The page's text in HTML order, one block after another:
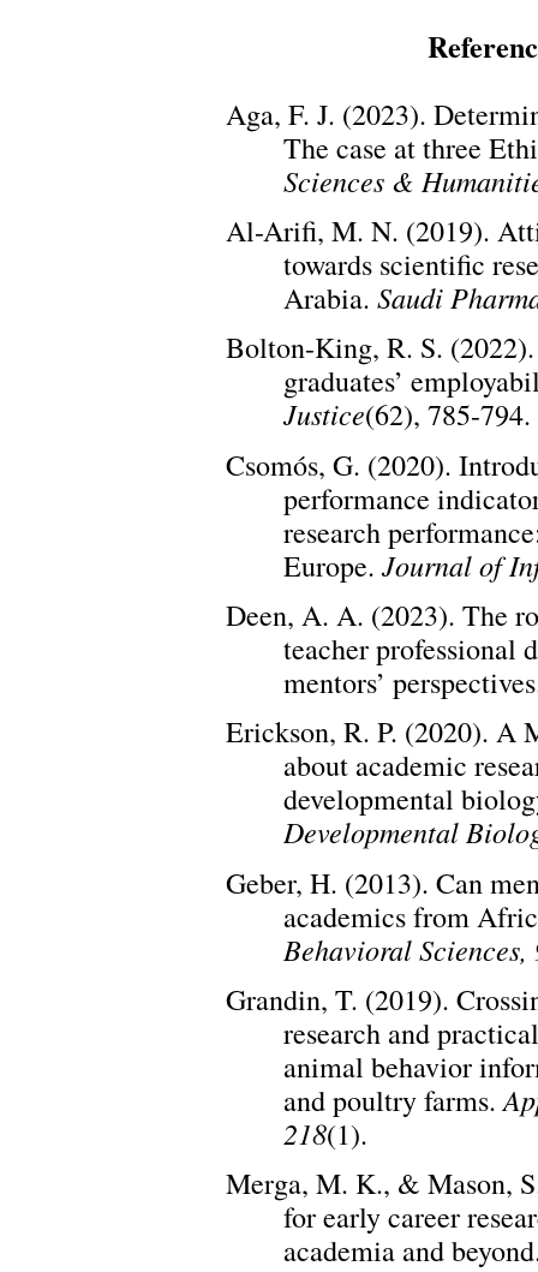
Aga, F. J. (2023).
The case at three
Sciences &
Al-Arifi, M. N. (2019).
towards scientific
Arabia. Saudi
Bolton-King, R. S.
graduates’
Justice(62), 785-794.
Csomós, G. (2020).
performance
research
Europe. Journal of
Deen, A. A. (2023). The
teacher professional
mentors’
Erickson, R. P. (2020). A
about academic
developmental
Developmental
Geber, H. (2013). Can
academics from
Behavioral Sciences,
Grandin, T. (2019).
research and
animal behavior
and poultry farms.
218(1).
Merga, M. K., & Mason,
for early career
academia and